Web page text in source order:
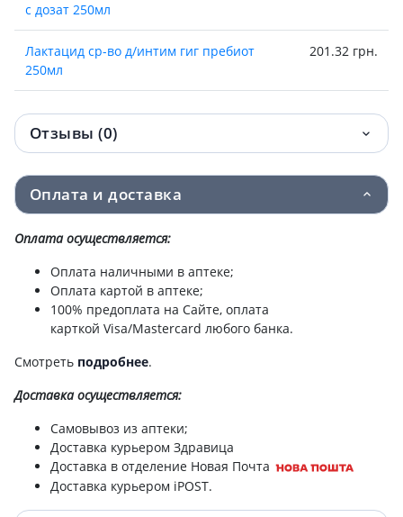
с дозат 250мл
Лактацид ср-во д/интим гиг пребиот
250мл
201.32 грн.
Лактацид фарма ср-во д/интим гиг упок с
дозат 250мл
201.39 грн.
Лактацид ср-во д/интим гиг д/девоч с
дозат 200мл
207.41 грн.
Лактацид фарма ср-во д/интим гиг
антибакт с дозат 250мл
Лактацид ср-во д/ежед интим гиг 400мл с
дозат
Лактацид фарма ср-во д/интим гиг
противогриб с дозат 250мл
Отзывы (0)
Оплата и доставка
Оплата осуществляется:
Оплата наличными в аптеке;
Оплата картой в аптеке;
100% предоплата на Сайте, оплата
карткой Visa/Mastercard любого банка.
Смотреть подробнее.
Доставкаосуществляется:
Самовывоз из аптеки;
Доставка курьером Здравица
Доставка в отделение Новая Почта
Доставка курьером iPOST.